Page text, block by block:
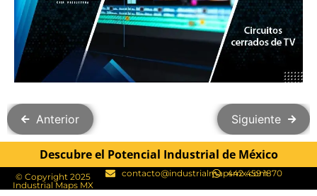
Anterior Siguiente
Descubre el Potencial Industrial de México
© Copyright 2025
Industrial Maps MX​
contacto@industrialmapsmx.com
442 459 1870